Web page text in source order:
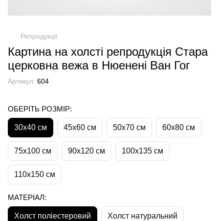
Репродукції
Картина на холсті репродукція Стара
церковна вежа в Нюенені Ван Гог
Артикул: 604
ОБЕРІТЬ РОЗМІР:
30х40 см 45х60 см 50х70 см 60х80 см
75х100 см 90х120 см 100х135 см
110х150 см
МАТЕРІАЛ:
Холст поліестеровий Холст натуральний